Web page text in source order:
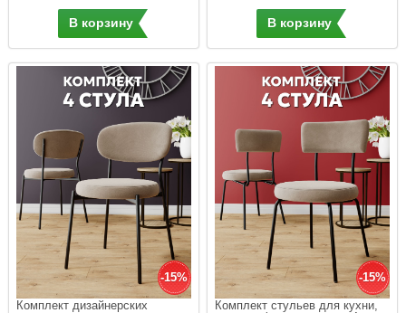
В корзину В корзину
-15%
Комплект дизайнерских
-15%
Комплект стульев для кухни,